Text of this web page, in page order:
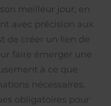
meilleur jour, en
avec précision aux
de créer un lien de
faire émerger une
à ce que
nécessaires,
obligatoires pour